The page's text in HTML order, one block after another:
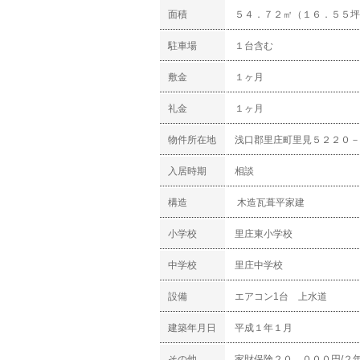
面積 ５４．７２㎡（１６．５５坪
駐車場 １台含む
敷金 １ヶ月
礼金 １ヶ月
物件所在地 浅口郡里庄町里見５２２０－
入居時期 相談
構造 木造瓦葺平家建
小学校 里庄東小学校
中学校 里庄中学校
設備 エアコン1台 上水道
建築年月日 平成１年１月